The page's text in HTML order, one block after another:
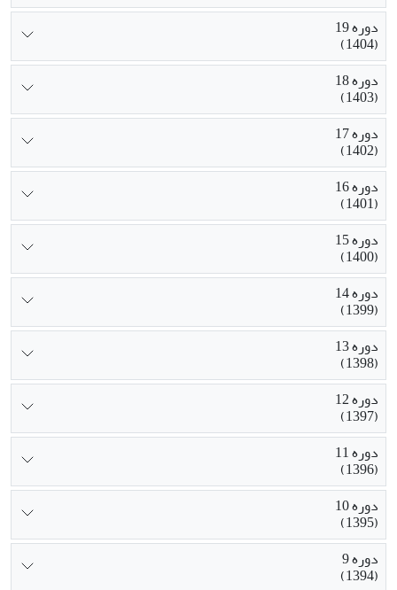
دوره 19
(1404)
دوره 18
(1403)
دوره 17
(1402)
دوره 16
(1401)
دوره 15
(1400)
دوره 14
(1399)
دوره 13
(1398)
دوره 12
(1397)
دوره 11
(1396)
دوره 10
(1395)
دوره 9
(1394)